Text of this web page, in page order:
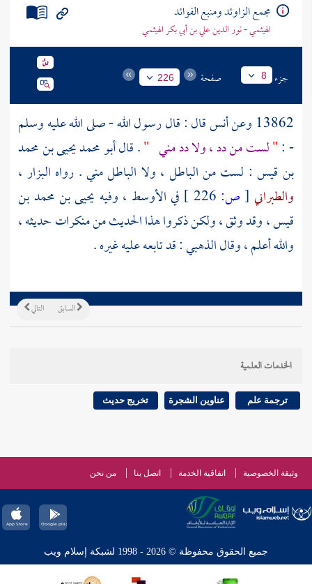
مجمع الزاوئد ومنبع الفوائد
الهيثمي - نور الدين علي بن أبي بكر الهيثمي
جزء 8 صفحة 226
13862 وعن أنسقال : قال رسول الله - صلى الله عليه وسلم
- :
"لست من دد ، ولا دد مني ". قالأبو محمد يحيى بن محمد
بن قيس : لست من الباطل ، ولا الباطل مني . رواه البزار ،
والطبراني [ص: في الأوسط ، وفيه يحيى بن محمد بن
قيس، وقد وثق ، ولكن ذكروا هذا الحديث من منكرات حديثه ،
والله أعلم ، وقالالذهبي: قد تابعه عليه غيره .
التالي السابق
الخدمات العلمية
ترجمة علم عناوين الشجرة تخريج حديث
وثيقة الخصوصية اتفاقية الخدمة اتصل بنا من نحن
جميع الحقوق محفوظة © 2026 - 1998 لشبكة إسلام ويب